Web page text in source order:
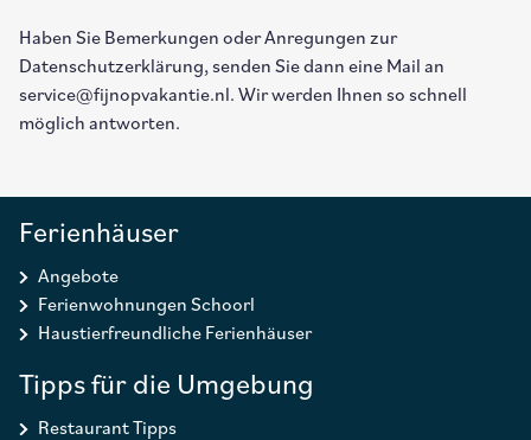
Haben Sie Bemerkungen oder Anregungen zur
Datenschutzerklärung, senden Sie dann eine Mail an
service@fijnopvakantie.nl. Wir werden Ihnen so schnell
möglich antworten.
Ferienhäuser
Angebote
Ferienwohnungen Schoorl
Haustierfreundliche Ferienhäuser
Tipps für die Umgebung
Restaurant Tipps